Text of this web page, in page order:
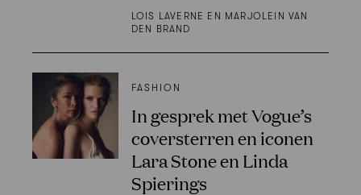
LOIS LAVERNE EN MARJOLEIN VAN
DEN BRAND
FASHION
In gesprek met Vogue’s
coversterren en iconen
Lara Stone en Linda
Spierings